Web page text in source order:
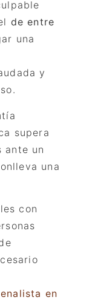
de entre
una
y
supera
ante un
una
con
en